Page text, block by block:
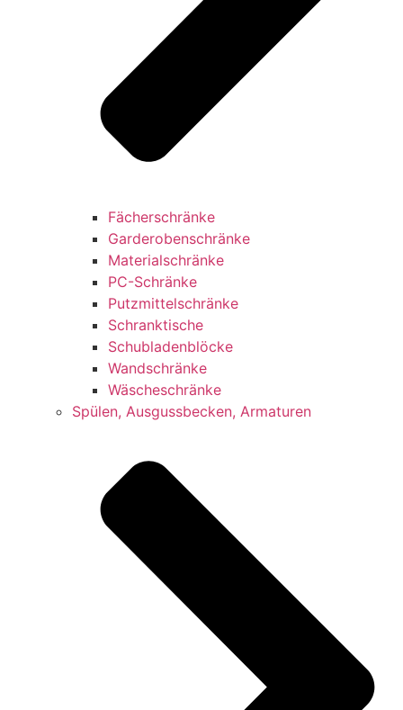
Fächerschränke
Garderobenschränke
Materialschränke
PC-Schränke
Putzmittelschränke
Schranktische
Schubladenblöcke
Wandschränke
Wäscheschränke
Spülen, Ausgussbecken, Armaturen